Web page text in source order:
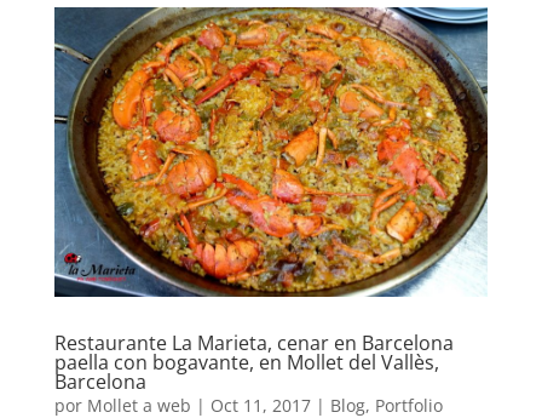
Restaurante La Marieta, cenar en Barcelona
paella con bogavante, en Mollet del Vallès,
Barcelona
por Mollet a web | Oct 11, 2017| Blog, Portfolio